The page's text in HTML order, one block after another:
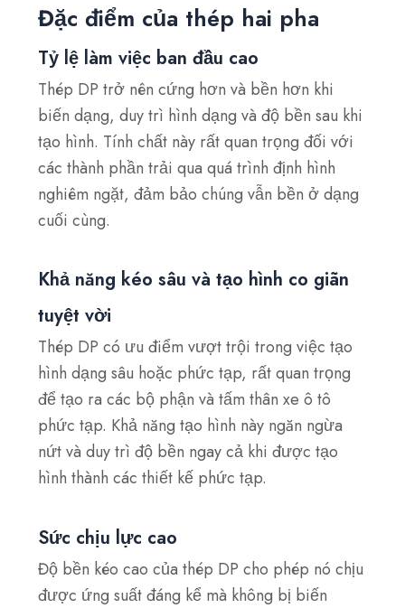
Đặc điểm của thép hai pha
Tỷ lệ làm việc ban đầu cao
Thép DP trở nên cứng hơn và bền hơn khi
biến dạng, duy trì hình dạng và độ bền sau khi
tạo hình. Tính chất này rất quan trọng đối với
các thành phần trải qua quá trình định hình
nghiêm ngặt, đảm bảo chúng vẫn bền ở dạng
cuối cùng.
Khả năng kéo sâu và tạo hình co giãn
tuyệt vời
Thép DP có ưu điểm vượt trội trong việc tạo
hình dạng sâu hoặc phức tạp, rất quan trọng
để tạo ra các bộ phận và tấm thân xe ô tô
phức tạp. Khả năng tạo hình này ngăn ngừa
nứt và duy trì độ bền ngay cả khi được tạo
hình thành các thiết kế phức tạp.
Sức chịu lực cao
Độ bền kéo cao của thép DP cho phép nó chịu
được ứng suất đáng kể mà không bị biến